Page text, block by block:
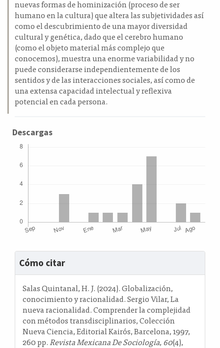
nuevas formas de hominización (proceso de ser
humano en la cultura) que altera las subjetividades así
como el descubrimiento de una mayor diversidad
cultural y genética, dado que el cerebro humano
(como el objeto material más complejo que
conocemos), muestra una enorme variabilidad y no
puede considerarse independientemente de los
sentidos y de las interacciones sociales, así como de
una extensa capacidad intelectual y reflexiva
potencial en cada persona.
Descargas
Detalles
del
artículo
Cómo citar
Salas Quintanal, H. J. (2024). Globalización,
conocimiento y racionalidad. Sergio Vilar, La
nueva racionalidad. Comprender la complejidad
con métodos transdisciplinarios, Colección
Nueva Ciencia, Editorial Kairós, Barcelona, 1997,
260 pp.Revista Mexicana De Sociología, 60(4),